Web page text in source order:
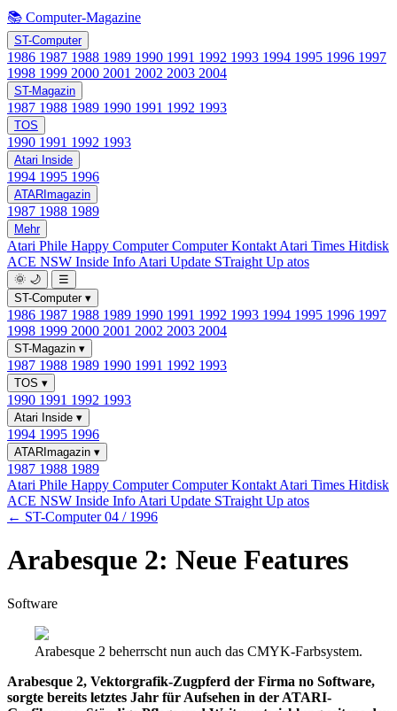
📚 Computer-Magazine
ST-Computer
1986 1987 1988 1989 1990 1991 1992 1993 1994 1995 1996 1997
1998 1999 2000 2001 2002 2003 2004
ST-Magazin
1987 1988 1989 1990 1991 1992 1993
TOS
1990 1991 1992 1993
Atari Inside
1994 1995 1996
ATARImagazin
1987 1988 1989
Mehr
Atari Phile Happy ComputerComputer Kontakt Atari Times Hitdisk
ACE NSW Inside Info Atari Update STraight Up atos
🌞 🌙
☰
ST-Computer ▾
1986 1987 1988 1989 1990 1991 1992 1993 1994 1995 1996 1997
1998 1999 2000 2001 2002 2003 2004
ST-Magazin ▾
1987 1988 1989 1990 1991 1992 1993
TOS ▾
1990 1991 1992 1993
Atari Inside ▾
1994 1995 1996
ATARImagazin ▾
1987 1988 1989
Atari Phile Happy ComputerComputer Kontakt Atari Times Hitdisk
ACE NSW Inside Info Atari Update STraight Up atos
← ST-Computer 04 / 1996
Arabesque 2: Neue Features
Software
Arabesque 2 beherrscht nun auch das CMYK-Farbsystem.
Arabesque 2, Vektorgrafik-Zugpferd der Firma no Software,
sorgte bereits letztes Jahr für Aufsehen in der ATARI-